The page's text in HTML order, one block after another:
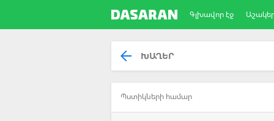
Գլխավոր էջ
ԽԱՂԵՐ
Պստիկների համար